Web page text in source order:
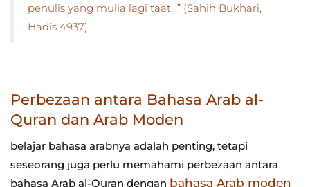
penulis yang mulia lagi taat…” (Sahih Bukhari,
Hadis 4937)
Perbezaan antara Bahasa Arab al-
Quran dan Arab Moden
belajar bahasa arabnya adalah penting, tetapi
seseorang juga perlu memahami perbezaan antara
bahasa Arab al-Quran dengan bahasa Arab moden